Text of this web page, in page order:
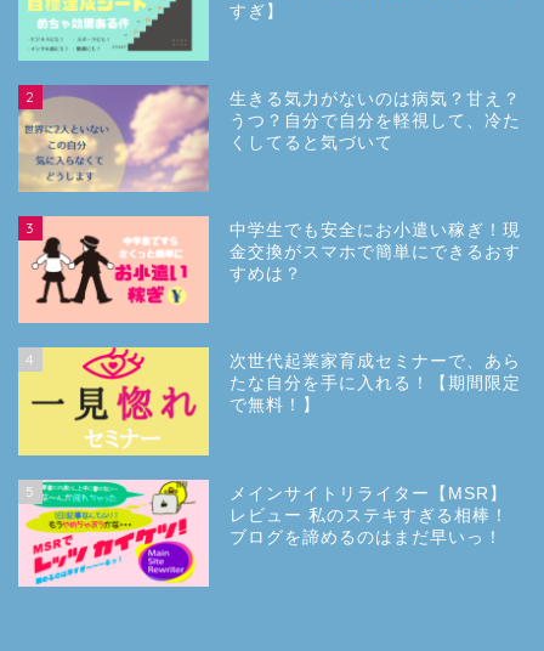
すぎ】
2
生きる気力がないのは病気？甘え？
うつ？自分で自分を軽視して、冷た
くしてると気づいて
3
中学生でも安全にお小遣い稼ぎ！現
金交換がスマホで簡単にできるおす
すめは？
4
次世代起業家育成セミナーで、あら
たな自分を手に入れる！【期間限定
で無料！】
5
メインサイトリライター【MSR】
レビュー 私のステキすぎる相棒！
ブログを諦めるのはまだ早いっ！